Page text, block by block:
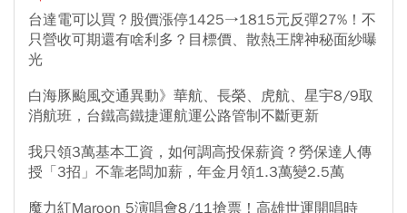
台達電可以買？股價漲停1425→1815元反彈27%！不
只營收可期還有啥利多？目標價、散熱王牌神秘面紗曝
光
白海豚颱風交通異動》華航、長榮、虎航、星宇8/9取
消航班，台鐵高鐵捷運航運公路管制不斷更新
我只領3萬基本工資，如何調高投保薪資？勞保達人傳
授「3招」不靠老闆加薪，年金月領1.3萬變2.5萬
魔力紅Maroon 5演唱會8/11搶票！高雄世運開唱時